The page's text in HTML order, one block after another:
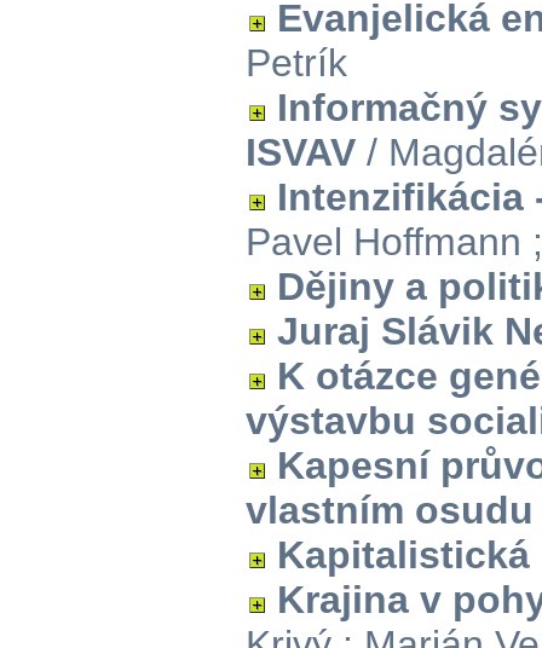
Evanjelická
Petrík
Informačný
ISVAV /
Intenzifikácia
Pavel Hoffmann
Dějiny a
Juraj Slávik
K otázce
výstavbu
Kapesní
vlastním osudu
Kapitalistická
Krajina v